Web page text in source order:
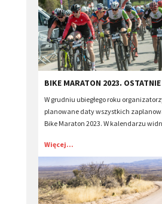
​BIKE MARATON 2023.
W grudniu ubiegłego roku
planowane daty wszystkich
Bike Maraton 2023. W kalendarzu
Więcej...